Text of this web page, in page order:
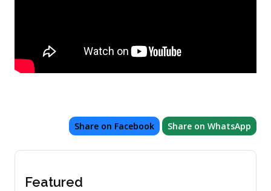
Share on Facebook Share on WhatsApp
Featured